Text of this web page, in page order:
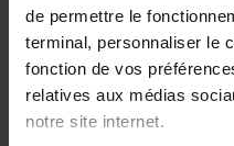
de permettre le
terminal, personnaliser le
fonction de vos
relatives aux médias
notre site internet.
projets professionnels ?
sur l’accès au
réponses essentielles. Ce
présentation sommaire et